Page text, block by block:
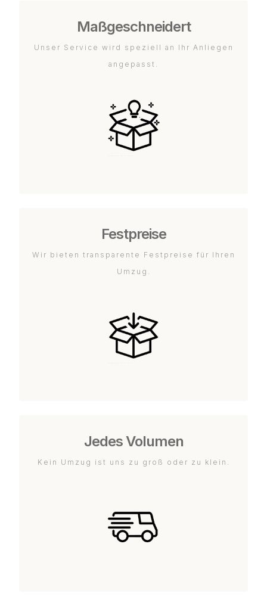
Maßgeschneidert
Unser Service wird speziell an Ihr Anliegen
angepasst.
Festpreise
Wir bieten transparente Festpreise für Ihren
Umzug.
Jedes Volumen
Kein Umzug ist uns zu groß oder zu klein.